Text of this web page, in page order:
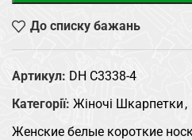
До списку бажань
Артикул: DH C3338-4
Категорії: Жіночі Шкарпетки ,
Женские белые короткие